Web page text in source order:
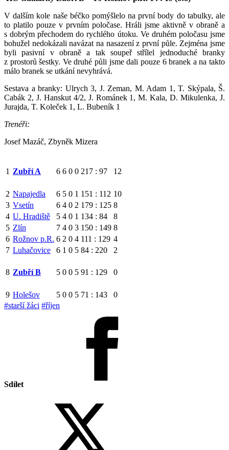
V dalším kole naše béčko pomýšlelo na první body do tabulky, ale
to platilo pouze v prvním poločase. Hráli jsme aktivně v obraně a
s dobrým přechodem do rychlého útoku. Ve druhém poločasu jsme
bohužel nedokázali navázat na nasazení z první půle. Zejména jsme
byli pasivní v obraně a tak soupeř střílel jednoduché branky
z prostorů šestky. Ve druhé půli jsme dali pouze 6 branek a na takto
málo branek se utkání nevyhrává.
Sestava a branky: Ulrych 3, J. Zeman, M. Adam 1, T. Skýpala, Š.
Cabák 2, J. Hanskut 4/2, J. Románek 1, M. Kala, D. Mikulenka, J.
Jurajda, T. Koleček 1, L. Bubeník 1
Trenéři:
Josef Mazáč, Zbyněk Mizera
1 Zubří A 6 6 0 0 217 : 97 12
2 Napajedla 6 5 0 1 151 : 112 10
3 Vsetín 6 4 0 2 179 : 125 8
4 U. Hradiště 5 4 0 1 134 : 84
8
5 Zlín 7 4 0 3 150 : 149 8
6 Rožnov p.R. 6 2 0 4 111 : 129 4
7 Luhačovice 6 1 0 5 84 : 220 2
8 Zubří B 5 0 0 5 91 : 129 0
9 Holešov 5 0 0 5 71 : 143
0
#starší žáci #říjen
Sdílet